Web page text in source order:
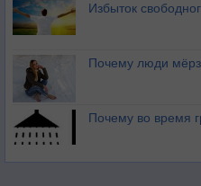
Избыток
Почему люди
Почему во время